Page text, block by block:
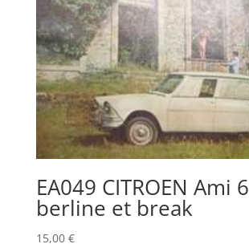
EA049 CITROEN Ami 6
berline et break
15,00 €